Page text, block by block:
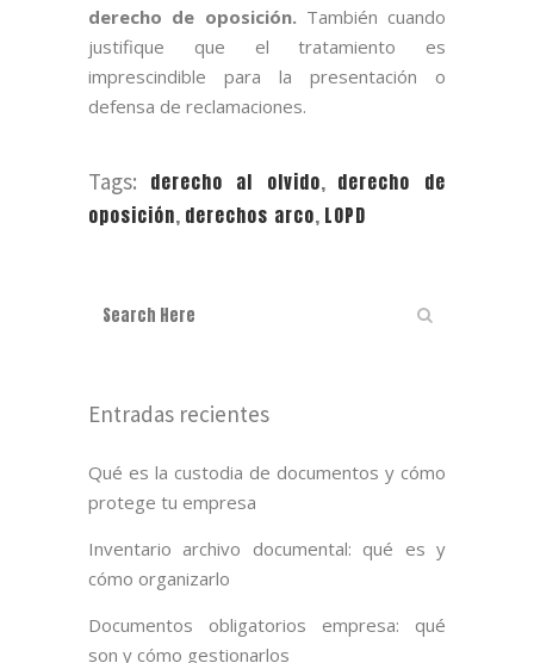
derecho de oposición. También cuando
justifique que el tratamiento es
imprescindible para la presentación o
defensa de reclamaciones.
Tags: derecho al olvido, derecho de
oposición, derechos arco, LOPD
Entradas recientes
Qué es la custodia de documentos y cómo
protege tu empresa
Inventario archivo documental: qué es y
cómo organizarlo
Documentos obligatorios empresa: qué
son y cómo gestionarlos